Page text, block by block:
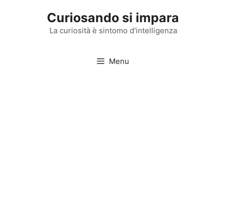
Curiosando si impara
La curiosità è sintomo d'intelligenza
Menu